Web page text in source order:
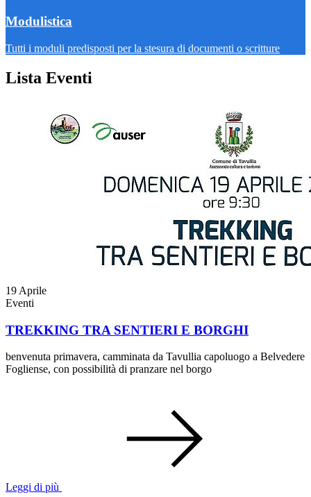
Modulistica
Tutti i moduli predisposti per la stesura di documenti o scritture
Lista Eventi
19 Aprile
Eventi
TREKKING TRA SENTIERI E BORGHI
benvenuta primavera, camminata da Tavullia capoluogo a Belvedere
Fogliense, con possibilità di pranzare nel borgo
Leggi di più